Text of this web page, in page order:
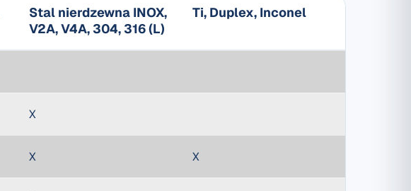
Stal nierdzewna INOX,
V2A, V4A, 304, 316 (L)
Ti, Duplex, Inconel
X
X X